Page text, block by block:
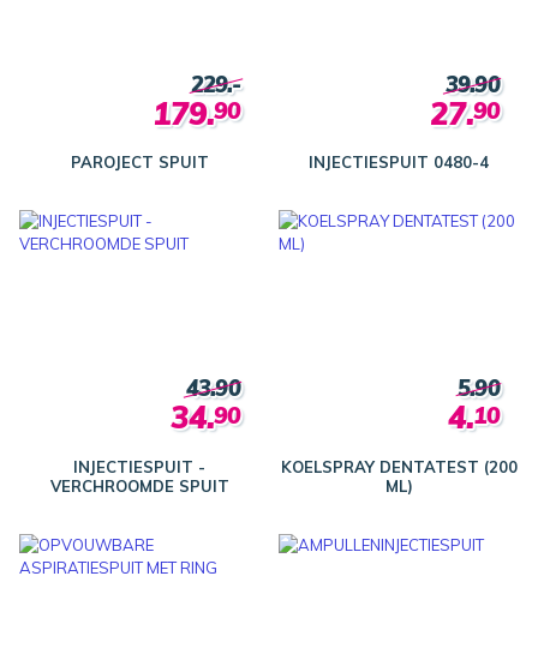
PAROJECT SPUIT
229.-
179.90
INJECTIESPUIT 0480-4
39.90
27.90
INJECTIESPUIT -
VERCHROOMDE SPUIT
43.90
34.90
KOELSPRAY DENTATEST (200
ML)
5.90
4.10